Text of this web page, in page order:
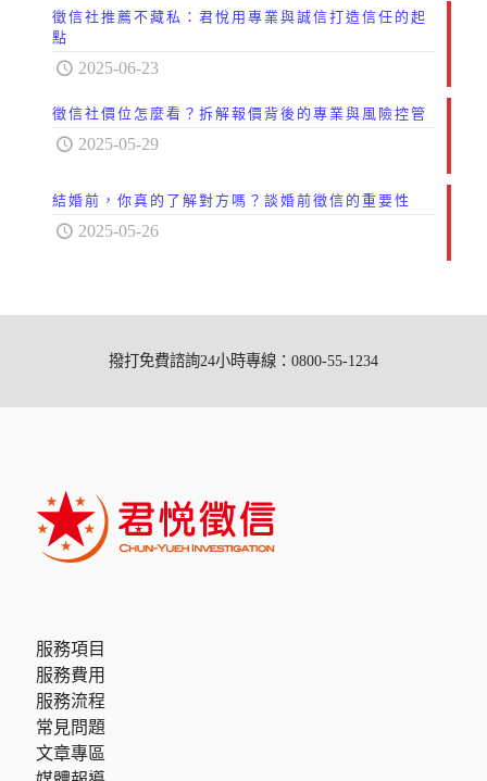
徵信社推薦不藏私：君悅用專業與誠信打造信任的起
點
2025-06-23
徵信社價位怎麼看？拆解報價背後的專業與風險控管
2025-05-29
結婚前，你真的了解對方嗎？談婚前徵信的重要性
2025-05-26
撥打免費諮詢24小時專線：0800-55-1234
服務項目
服務費用
服務流程
常見問題
文章專區